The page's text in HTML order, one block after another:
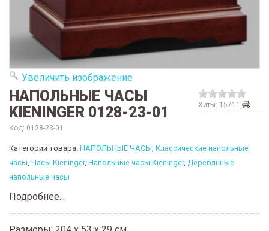
Увеличить изображение
Хиты: 15711
НАПОЛЬНЫЕ ЧАСЫ
KIENINGER 0128-23-01
Код: 0128-23-01
Категории товара: НАПОЛЬНЫЕ ЧАСЫ Классические напольные
часы Часы Kieninger, Напольные часы Kieninger, Деревянные
напольные часы
Подробнее...